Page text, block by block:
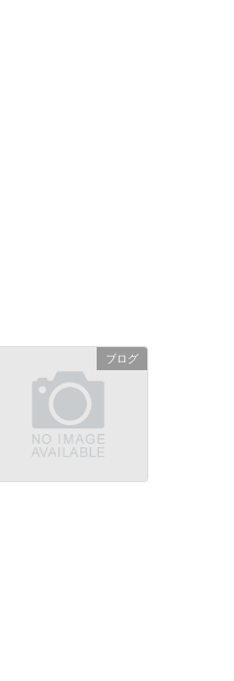
ブログ